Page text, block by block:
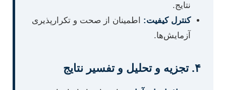
نتایج.
کنترل کیفیت:اطمینان از صحت و تکرارپذیری
آزمایش‌ها.
۴. تجزیه و تحلیل و تفسیر نتایج